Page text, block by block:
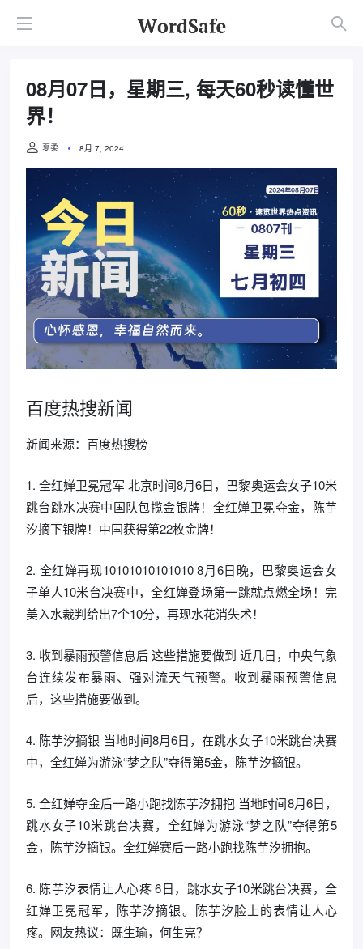
08月07日，星期三, 每天60秒读懂世
界！
夏柔 8月 7, 2024
百度热搜新闻
新闻来源：百度热搜榜
1. 全红婵卫冕冠军 北京时间8月6日，巴黎奥运会女子10米
跳台跳水决赛中国队包揽金银牌！全红婵卫冕夺金，陈芋
汐摘下银牌！中国获得第22枚金牌！
2. 全红婵再现10101010101010 8月6日晚，巴黎奥运会女
子单人10米台决赛中，全红婵登场第一跳就点燃全场！完
美入水裁判给出7个10分，再现水花消失术！
3. 收到暴雨预警信息后 这些措施要做到 近几日，中央气象
台连续发布暴雨、强对流天气预警。收到暴雨预警信息
后，这些措施要做到。
4. 陈芋汐摘银 当地时间8月6日，在跳水女子10米跳台决赛
中，全红婵为游泳“梦之队”夺得第5金，陈芋汐摘银。
5. 全红婵夺金后一路小跑找陈芋汐拥抱 当地时间8月6日，
跳水女子10米跳台决赛，全红婵为游泳“梦之队”夺得第5
金，陈芋汐摘银。全红婵赛后一路小跑找陈芋汐拥抱。
6. 陈芋汐表情让人心疼 6日，跳水女子10米跳台决赛，全
红婵卫冕冠军，陈芋汐摘银。陈芋汐脸上的表情让人心
疼。网友热议：既生瑜，何生亮？